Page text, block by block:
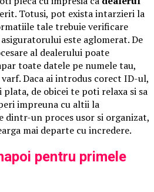
Totusi, pot exista intarzieri la
tale trebuie verificare
este aglomerat. De
al dealerului poate
toate datele pe numele tau,
Daca ai introdus corect ID-ul,
plata, de obicei te poti relaxa si sa
impreuna cu altii la
dintr-un proces usor si organizat,
mai departe cu incredere.
pentru primele